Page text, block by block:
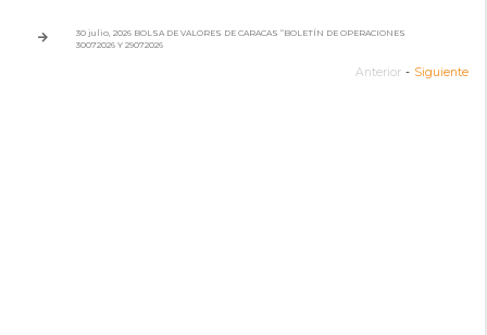
30 julio, 2026 BOLSA DE VALORES DE CARACAS “BOLETÍN DE OPERACIONES
30072026 Y 29072026
Anterior - Siguiente